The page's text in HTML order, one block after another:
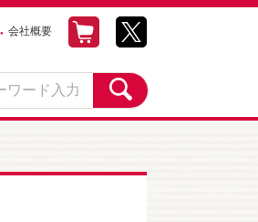
会社概要